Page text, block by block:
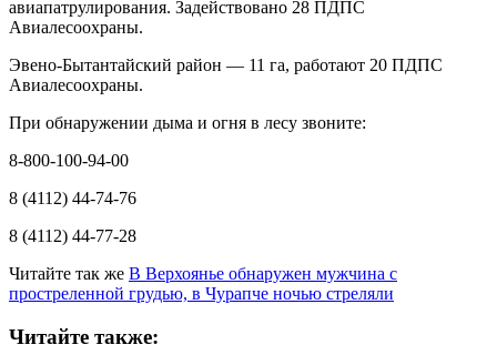
авиапатрулирования. Задействовано 28 ПДПС
Авиалесоохраны.
Эвено-Бытантайский район — 11 га, работают 20 ПДПС
Авиалесоохраны.
При обнаружении дыма и огня в лесу звоните:
8-800-100-94-00
8 (4112) 44-74-76
8 (4112) 44-77-28
Читайте так же В Верхоянье обнаружен мужчина с
простреленной грудью, в Чурапче ночью стреляли
Читайте также: